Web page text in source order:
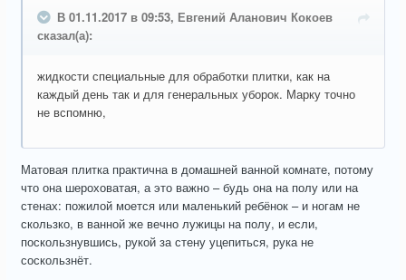
В 01.11.2017 в 09:53, Евгений Аланович Кокоев
сказал(а):
жидкости специальные для обработки плитки, как на
каждый день так и для генеральных уборок. Марку точно
не вспомню,
Матовая плитка практична в домашней ванной комнате, потому
что она шероховатая, а это важно – будь она на полу или на
стенах: пожилой моется или маленький ребёнок – и ногам не
скользко, в ванной же вечно лужицы на полу, и если,
поскользнувшись, рукой за стену уцепиться, рука не
соскользнёт.